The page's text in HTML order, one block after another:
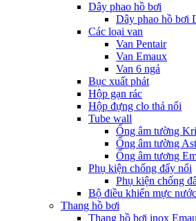
Dây phao hồ bơi
Dây phao hồ bơi
Các loại van
Van Pentair
Van Emaux
Van 6 ngả
Bục xuất phát
Hộp gạn rác
Hộp đựng clo thả nổi
Tube wall
Ống âm tường
Ống âm tường
Ống âm tương
Phụ kiện chống đẩy nổi
Phụ kiện chống
Bộ điều khiển mực nước
Thang hồ bơi
Thang hồ bơi inox